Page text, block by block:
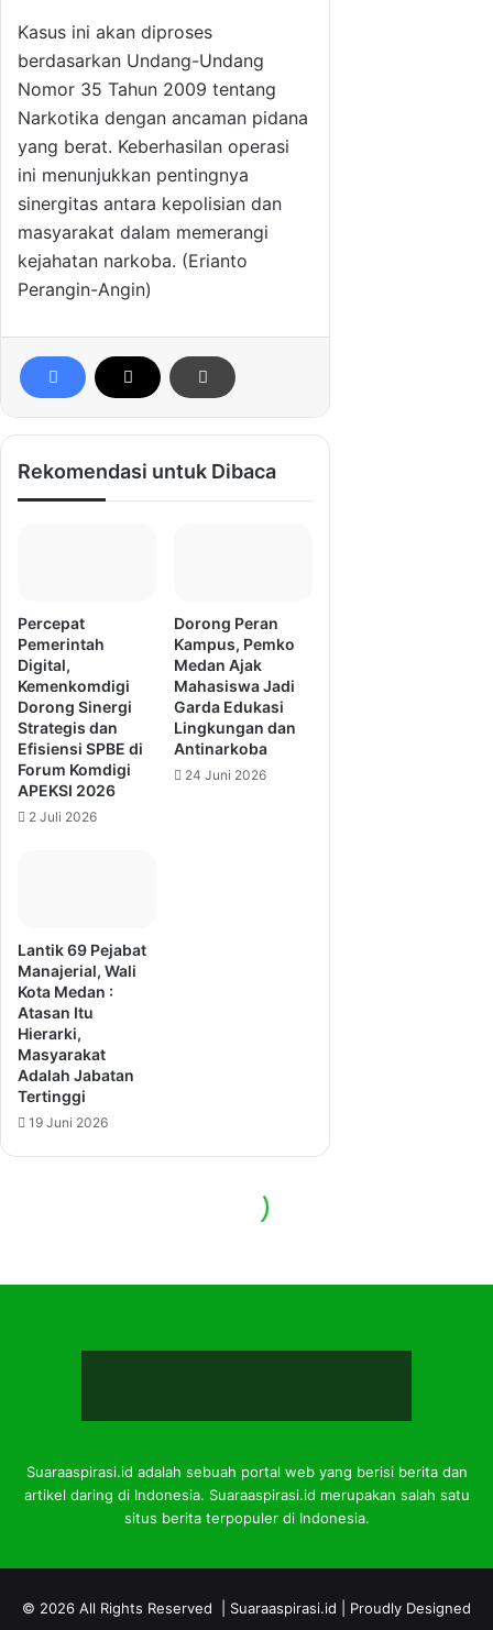
Suaraaspirasi.id adalah sebuah portal web yang berisi berita dan
artikel daring di Indonesia. Suaraaspirasi.id merupakan salah satu
situs berita terpopuler di Indonesia.
© 2026 All Rights Reserved | Suaraaspirasi.id | Proudly Designed